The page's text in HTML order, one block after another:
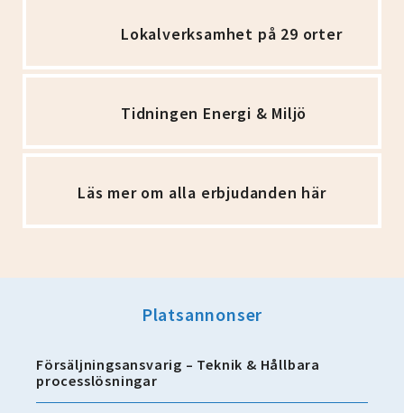
Lokalverksamhet på 29 orter
Tidningen Energi & Miljö
Läs mer om alla erbjudanden här
Platsannonser
Försäljningsansvarig – Teknik & Hållbara
processlösningar